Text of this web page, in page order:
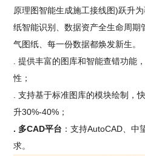
原理图智能生成施工接线图)跃升
纸智能识别、数据资产全生命周期
气图纸、每一份数据都焕发新生。
. 提供丰富的图库和智能查错功能
性；
. 支持基于标准图库的模块绘制，
升30%-40%；
. 多CAD平台 ：支持AutoCAD、中
求。